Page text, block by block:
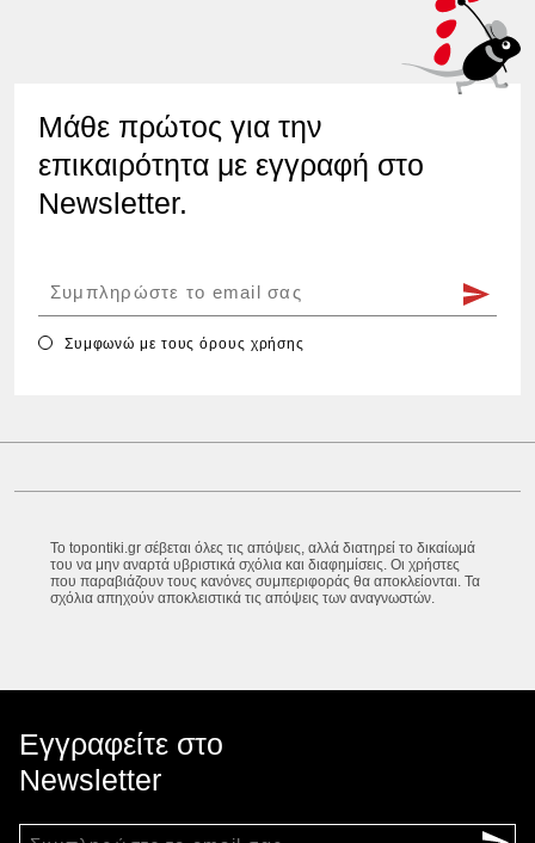
Μάθε πρώτος για την
επικαιρότητα με εγγραφή στο
Newsletter.
Συμφωνώ με τουςόρους χρήσης
Το topontiki.gr σέβεται όλες τις απόψεις, αλλά διατηρεί το δικαίωμά
του να μην αναρτά υβριστικά σχόλια και διαφημίσεις. Οι χρήστες
που παραβιάζουν τους κανόνες συμπεριφοράς θα αποκλείονται. Τα
σχόλια απηχούν αποκλειστικά τις απόψεις των αναγνωστών.
Εγγραφείτε στο
Newsletter